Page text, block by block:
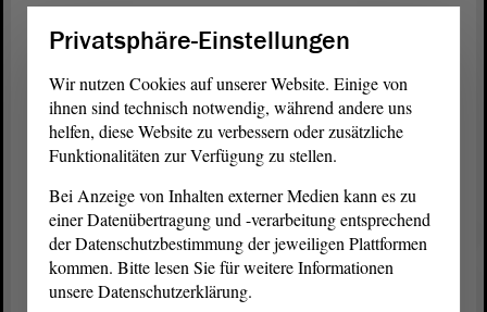
und anderen Regelungen, die verlängert werden,
weitermachen.
Damit werden wir weiterhin verlässlich sein und
werden als Regierung dafür sorgen, dass die
Familien, dass die Eltern in diesem Land entlastet
werden. Dies ist, glaube ich, der richtige Weg.
Deswegen werden wir diesem Gesetzentwurf
zustimmen. - Vielen Dank für Ihre
Aufmerksamkeit.
(Zustimmung bei der FDP und bei der CDU)
Privatsphäre-Einstellungen
Wir nutzen Cookies auf unserer Website. Einige von
ihnen sind technisch notwendig, während andere uns
helfen, diese Website zu verbessern oder zusätzliche
Funktionalitäten zur Verfügung zu stellen.
Bei Anzeige von Inhalten externer Medien kann es zu
einer Datenübertragung und -verarbeitung entsprechend
der Datenschutzbestimmung der jeweiligen Plattformen
kommen. Bitte lesen Sie für weitere Informationen
unsere Datenschutzerklärung.